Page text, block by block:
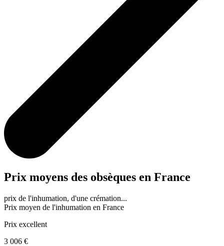
Prix moyens des obsèques en France
prix de l'inhumation, d'une crémation...
Prix moyen de l'inhumation en France
Prix excellent
3 006 €